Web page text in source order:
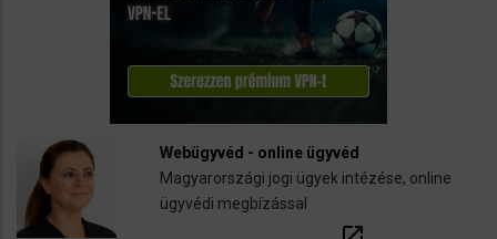
Webügyvéd - online ügyvéd
Magyarországi jogi ügyek intézése, online
ügyvédi megbízással